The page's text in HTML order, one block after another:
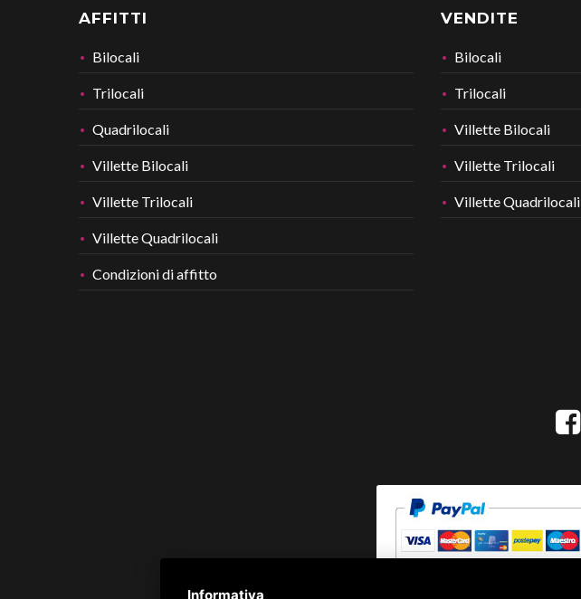
AFFITTI
Bilocali
Trilocali
Quadrilocali
Villette Bilocali
Villette Trilocali
Villette Quadrilocali
Condizioni di affitto
VENDITE
Bilocali
Trilocali
Villette Bilocali
Villette Trilocali
Villette Quadrilocali
Informativa